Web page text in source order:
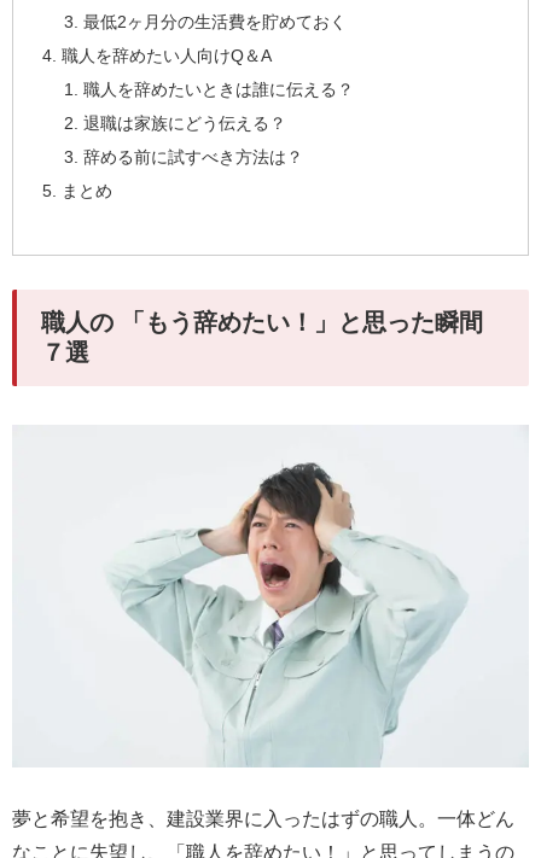
最低2ヶ月分の生活費を貯めておく
職人を辞めたい人向けQ＆A
職人を辞めたいときは誰に伝える？
退職は家族にどう伝える？
辞める前に試すべき方法は？
まとめ
職人の 「もう辞めたい！」と思った瞬間
７選
夢と希望を抱き、建設業界に入ったはずの職人。一体どん
なことに失望し、「職人を辞めたい！」と思ってしまうの